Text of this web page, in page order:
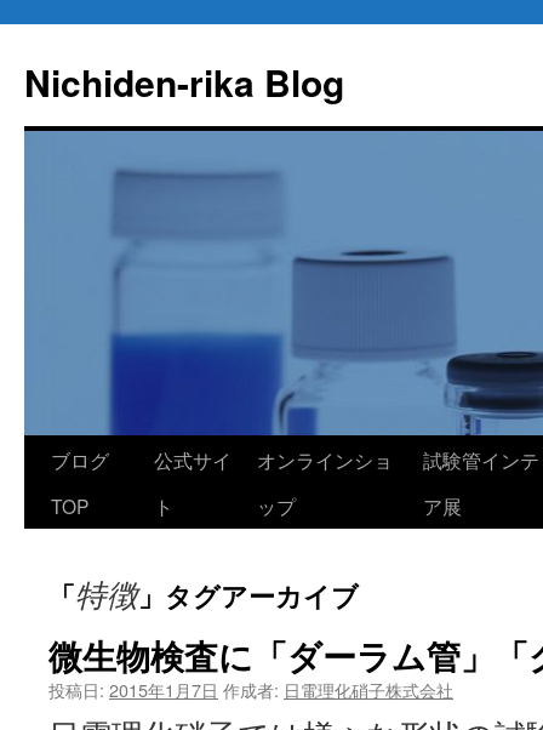
テ
ン
Nichiden-rika Blog
ブログ
TOP
公式サイ
ト
オンラインショ
ップ
試験管イン
ア展
「特徴」タグアーカイブ
微生物検査に「ダーラム管」
投稿日: 2015年1月7日 作成者: 日電理化硝子株式会社